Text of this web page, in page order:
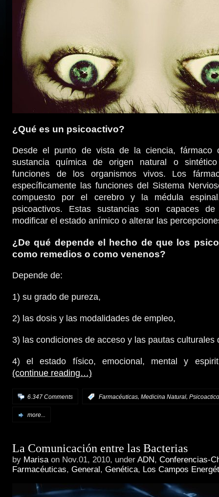
¿Qué es un psicoactivo?
Desde el punto de vista de la ciencia, fármaco
sustancia química de origen natural o
funciones de los organismos vivos. Los
específicamente las funciones del Sistema
compuesto por el cerebro y la médula
psicoactivos. Estas sustancias son capaces
modificar el estado anímico o alterar las
¿De qué depende el hecho de que los
como remedios o como venenos?
Depende de:
1) su grado de pureza,
2) las dosis y las modalidades de empleo,
3) las condiciones de acceso y las pautas culturales
4) el estado físico, emocional, mental y
(continue reading…)
6.347 Comments Farmacéuticas, Medicina Natural,
more...
La Comunicación entre las Bacterias
by Marisa on Nov.01, 2010, under ADN, Conferencias-
Farmacéuticas, General, Genética, Los Campos